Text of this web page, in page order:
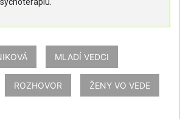
MLADÍ VEDCI
ROZHOVOR ŽENY VO VEDE